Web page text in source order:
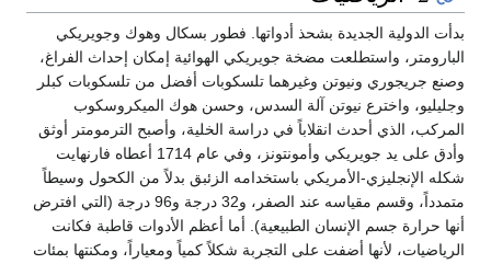
بدأت الدولية الجديدة بشحذ أدواتها. فطور بسكال وهوك وجويريكي
البارومتر، واستطلعت مضخة جويريكي الهوائية إمكان إحداث الفراغ،
وصنع جريجوري ونيوتن وغيرهما تلسكوبات أفضل من تلسكوبات كبلر
وجليليو، واخترع نيوتن آلة السدس، وحسن هوك الميكروسكوب
المركب، الذي أحدث انقلاباً في دراسة الخلية، وأصبح الترمومتر أوثق
وأدق على يد جويريكي وأمونتونز، وفي عام 1714 أعطاه فارنهايت
شكله الإنجليزي-الأمريكي باستخدامه الزئبق بدلاً من الكحول وسيطاً
متمدداً، وقسم مقياسه عند الصفر، و32 درجة و96 درجة (التي افترض
أنها حرارة جسم الإنسان الطبيعية). أما أعظم الأدوات قاطبة فكانت
الرياضيات، لأنها أضفت على التجربة شكلاً كمياً ومعياراً، ومكنتها بمئات